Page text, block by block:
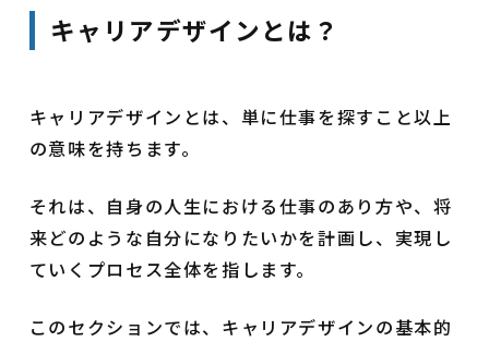
キャリアデザインとは？
キャリアデザインとは、単に仕事を探すこと以上
の意味を持ちます。
それは、自身の人生における仕事のあり方や、将
来どのような自分になりたいかを計画し、実現し
ていくプロセス全体を指します。
このセクションでは、キャリアデザインの基本的